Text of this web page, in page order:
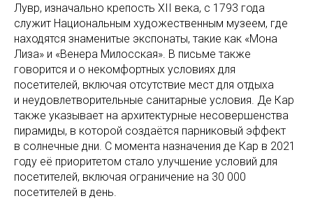
Лувр, изначально крепость XII века, с 1793 года
служит Национальным художественным музеем, где
находятся знаменитые экспонаты, такие как «Мона
Лиза» и «Венера Милосская». В письме также
говорится и о некомфортных условиях для
посетителей, включая отсутствие мест для отдыха
и неудовлетворительные санитарные условия. Де Кар
также указывает на архитектурные несовершенства
пирамиды, в которой создаётся парниковый эффект
в солнечные дни. С момента назначения де Кар в 2021
году её приоритетом стало улучшение условий для
посетителей, включая ограничение на 30 000
посетителей в день.